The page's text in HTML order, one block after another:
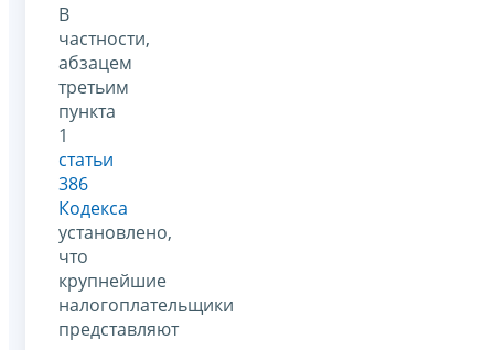
В
частности,
абзацем
третьим
пункта
1
статьи
386
Кодекса
установлено,
что
крупнейшие
налогоплательщики
представляют